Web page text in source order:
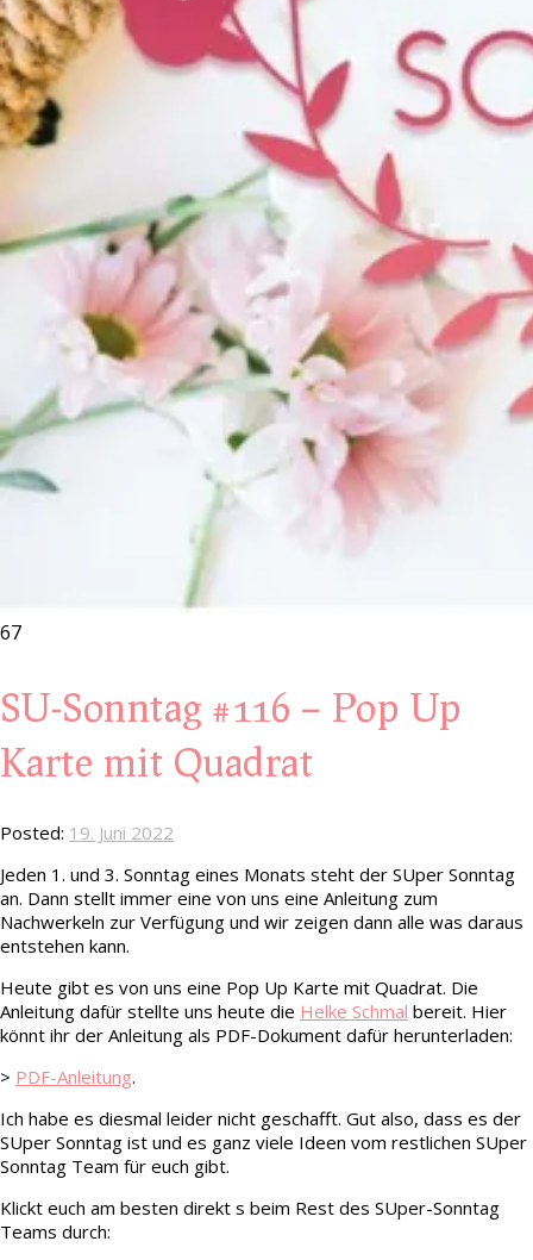
67
SU-Sonntag #116 – Pop Up
Karte mit Quadrat
Posted: 19. Juni 2022
Jeden 1. und 3. Sonntag eines Monats steht der SUper Sonntag
an. Dann stellt immer eine von uns eine Anleitung zum
Nachwerkeln zur Verfügung und wir zeigen dann alle was daraus
entstehen kann.
Heute gibt es von uns eine Pop Up Karte mit Quadrat. Die
Anleitung dafür stellte uns heute die Helke Schmal bereit. Hier
könnt ihr der Anleitung als PDF-Dokument dafür herunterladen:
> PDF-Anleitung.
Ich habe es diesmal leider nicht geschafft. Gut also, dass es der
SUper Sonntag ist und es ganz viele Ideen vom restlichen SUper
Sonntag Team für euch gibt.
Klickt euch am besten direkt s beim Rest des SUper-Sonntag
Teams durch: